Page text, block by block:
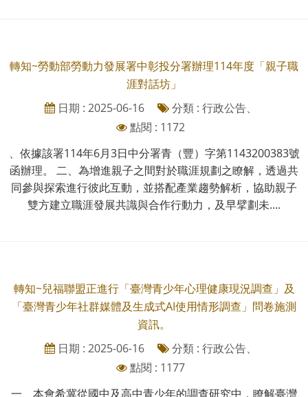
轉知~勞動部勞動力發展署中彰投分署辦理114年度「親子職
涯對話坊」
日期 : 2025-06-16
分類 : 行政公告、
點閱 : 1172
、依據該署114年6月3日中分署青（豐）字第1143200383號
函辦理。 二、為增進親子之間對於職涯規劃之瞭解，透過共
同參與探索進行彼此互動，並搭配產業趨勢解析，協助親子
雙方建立職涯發展共識與合作行動力，及早擘劃未....
轉知~兒福聯盟正進行「臺灣青少年心理健康現況調查」及
「臺灣青少年社群媒體及生成式AI使用情形調查」問卷施測
資訊。
日期 : 2025-06-16
分類 : 行政公告、
點閱 : 1177
一、本會希冀從國中及高中青少年的調查研究中，瞭解臺灣